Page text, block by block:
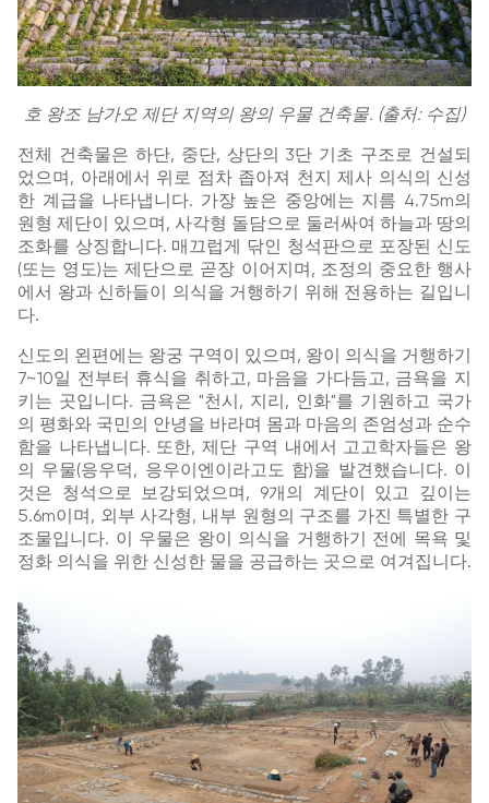
호 왕조 남가오 제단 지역의 왕의 우물 건축물. (출처: 수집)
전체 건축물은 하단, 중단, 상단의 3단 기초 구조로 건설되
었으며, 아래에서 위로 점차 좁아져 천지 제사 의식의 신성
한 계급을 나타냅니다. 가장 높은 중앙에는 지름 4.75m의
원형 제단이 있으며, 사각형 돌담으로 둘러싸여 하늘과 땅의
조화를 상징합니다. 매끄럽게 닦인 청석판으로 포장된 신도
(또는 영도)는 제단으로 곧장 이어지며, 조정의 중요한 행사
에서 왕과 신하들이 의식을 거행하기 위해 전용하는 길입니
다.
신도의 왼편에는 왕궁 구역이 있으며, 왕이 의식을 거행하기
7~10일 전부터 휴식을 취하고, 마음을 가다듬고, 금욕을 지
키는 곳입니다. 금욕은 "천시, 지리, 인화"를 기원하고 국가
의 평화와 국민의 안녕을 바라며 몸과 마음의 존엄성과 순수
함을 나타냅니다. 또한, 제단 구역 내에서 고고학자들은 왕
의 우물(응우덕, 응우이엔이라고도 함)을 발견했습니다. 이
것은 청석으로 보강되었으며, 9개의 계단이 있고 깊이는
5.6m이며, 외부 사각형, 내부 원형의 구조를 가진 특별한 구
조물입니다. 이 우물은 왕이 의식을 거행하기 전에 목욕 및
정화 의식을 위한 신성한 물을 공급하는 곳으로 여겨집니다.